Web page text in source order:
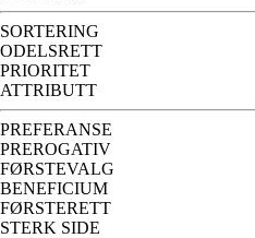
SORTERING
ODELSRETT
PRIORITET
ATTRIBUTT
PREFERANSE
PREROGATIV
FØRSTEVALG
BENEFICIUM
FØRSTERETT
STERK SIDE